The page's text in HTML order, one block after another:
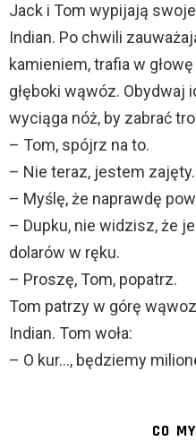
Jack i Tom wypijają
Indian. Po chwili
kamieniem, trafia w
głęboki wąwóz. Obydwaj
wyciąga nóż, by zabrać
– Tom, spójrz na to.
– Nie teraz, jestem zajęty.
– Myślę, że naprawdę
– Dupku, nie widzisz, że
dolarów w ręku.
– Proszę, Tom, popatrz.
Tom patrzy w górę
Indian. Tom woła:
– O kur…, będziemy
CO